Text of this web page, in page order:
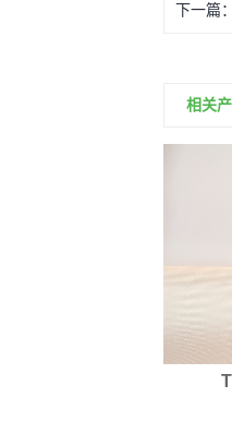
下一篇：
相关